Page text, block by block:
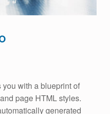
with a blueprint of
page HTML styles.
generated